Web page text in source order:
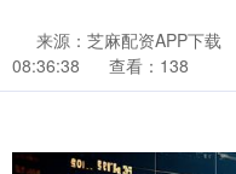
来源：芝麻配资APP下载
08:36:38
查看：138